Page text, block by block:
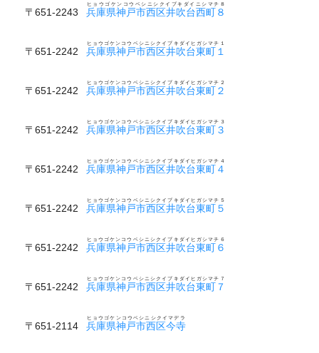
〒651-2243 兵庫県神戸市西区井吹台西町８
ヒョウゴケンコウベシニシクイブキダイニシマチ８
〒651-2242 兵庫県神戸市西区井吹台東町１
ヒョウゴケンコウベシニシクイブキダイヒガシマチ１
〒651-2242 兵庫県神戸市西区井吹台東町２
ヒョウゴケンコウベシニシクイブキダイヒガシマチ２
〒651-2242 兵庫県神戸市西区井吹台東町３
ヒョウゴケンコウベシニシクイブキダイヒガシマチ３
〒651-2242 兵庫県神戸市西区井吹台東町４
ヒョウゴケンコウベシニシクイブキダイヒガシマチ４
〒651-2242 兵庫県神戸市西区井吹台東町５
ヒョウゴケンコウベシニシクイブキダイヒガシマチ５
〒651-2242 兵庫県神戸市西区井吹台東町６
ヒョウゴケンコウベシニシクイブキダイヒガシマチ６
〒651-2242 兵庫県神戸市西区井吹台東町７
ヒョウゴケンコウベシニシクイブキダイヒガシマチ７
〒651-2114 兵庫県神戸市西区今寺
ヒョウゴケンコウベシニシクイマデラ